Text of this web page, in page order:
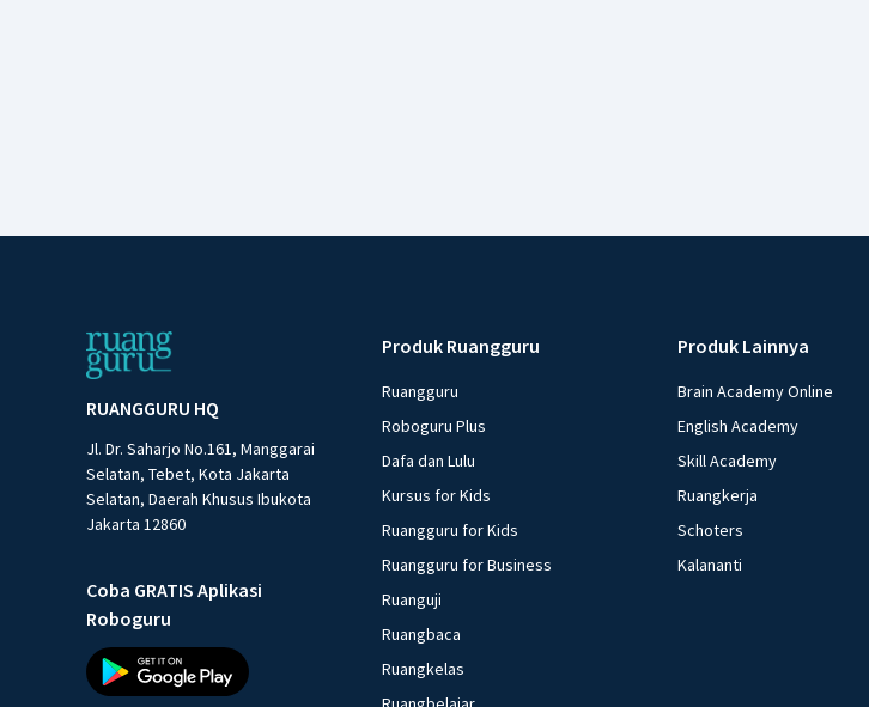
RUANGGURU HQ
Jl. Dr. Saharjo No.161, Manggarai
Selatan, Tebet, Kota Jakarta
Selatan, Daerah Khusus Ibukota
Jakarta 12860
Coba GRATIS Aplikasi
Roboguru
Produk Ruangguru
Ruangguru
Roboguru Plus
Dafa dan Lulu
Kursus for Kids
Ruangguru for Kids
Ruangguru for Business
Ruanguji
Ruangbaca
Ruangkelas
Produk Lainnya
Brain Academy Online
English Academy
Skill Academy
Ruangkerja
Schoters
Kalananti